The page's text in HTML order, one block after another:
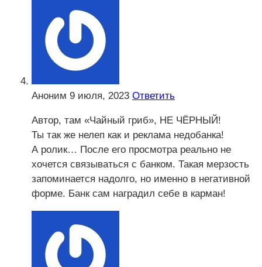
Аноним 9 июля, 2023 Ответить
Автор, там «Чайный гриб», НЕ ЧЁРНЫЙ!
Ты так же нелеп как и реклама недобанка!
А ролик… После его просмотра реально не
хочется связываться с банком. Такая мерзость
запоминается надолго, но именно в негативной
форме. Банк сам наградил себе в карман!